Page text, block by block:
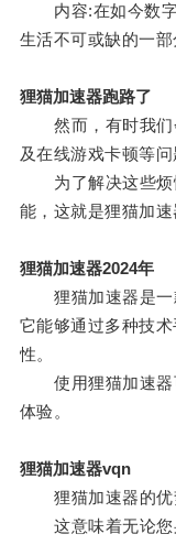
内容:在如今数字
生活不可或缺的一部
狸猫加速器跑路了
然而，有时我们
及在线游戏卡顿等问
为了解决这些烦
能，这就是狸猫加速
狸猫加速器2024年
狸猫加速器是一
它能够通过多种技
性。
使用狸猫加速器
体验。
狸猫加速器vqn
狸猫加速器的优
这意味着无论您